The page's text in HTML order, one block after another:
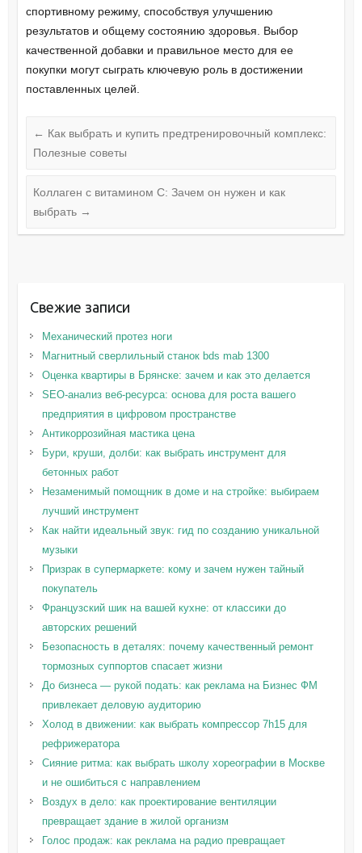
спортивному режиму, способствуя улучшению
результатов и общему состоянию здоровья. Выбор
качественной добавки и правильное место для ее
покупки могут сыграть ключевую роль в достижении
поставленных целей.
← Как выбрать и купить предтренировочный комплекс:
Полезные советы
Коллаген с витамином С: Зачем он нужен и как
выбрать →
Свежие записи
Механический протез ноги
Магнитный сверлильный станок bds mab 1300
Оценка квартиры в Брянске: зачем и как это делается
SEO-анализ веб-ресурса: основа для роста вашего
предприятия в цифровом пространстве
Антикоррозийная мастика цена
Бури, круши, долби: как выбрать инструмент для
бетонных работ
Незаменимый помощник в доме и на стройке: выбираем
лучший инструмент
Как найти идеальный звук: гид по созданию уникальной
музыки
Призрак в супермаркете: кому и зачем нужен тайный
покупатель
Французский шик на вашей кухне: от классики до
авторских решений
Безопасность в деталях: почему качественный ремонт
тормозных суппортов спасает жизни
До бизнеса — рукой подать: как реклама на Бизнес ФМ
привлекает деловую аудиторию
Холод в движении: как выбрать компрессор 7h15 для
рефрижератора
Сияние ритма: как выбрать школу хореографии в Москве
и не ошибиться с направлением
Воздух в дело: как проектирование вентиляции
превращает здание в жилой организм
Голос продаж: как реклама на радио превращает